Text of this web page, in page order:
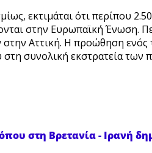
εκτιμάται ότι περίπου
στην Ευρωπαϊκή Ένωση.
Αττική. Η προώθηση
συνολική εκστρατεία των
στη Βρετανία - Ιρανή